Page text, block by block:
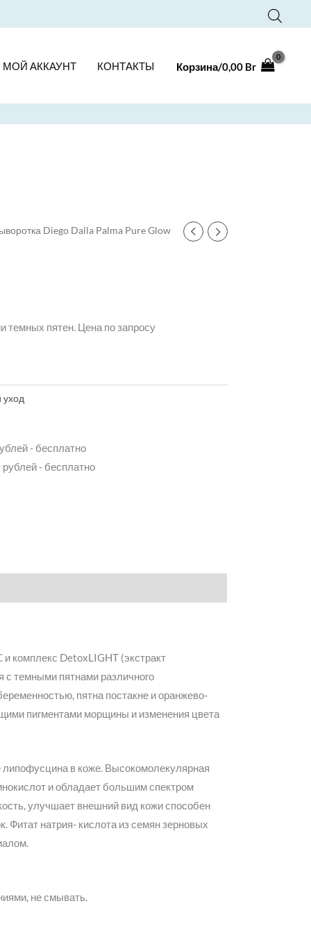
МОЙ АККАУНТ КОНТАКТЫ Корзина/0,00 Br
Diego Dalla Palma Pure Glow
пятен. Цена по запросу
- бесплатно
- бесплатно
комплекс DetoxLIGHT (экстракт
с темными пятнами различного
пятна постакне и оранжево-
пигментами морщины и изменения цвета
липофусцина в коже. Высокомолекулярная
и обладает большим спектром
улучшает внешний вид кожи способен
натрия- кислота из семян зерновых
не смывать.